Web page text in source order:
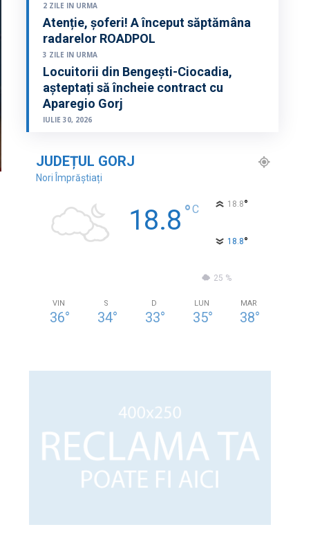
2 ZILE IN URMA
Atenție, șoferi! A început săptămâna
radarelor ROADPOL
3 ZILE IN URMA
Locuitorii din Bengești-Ciocadia,
așteptați să încheie contract cu
Aparegio Gorj
IULIE 30, 2026
JUDEȚUL GORJ
Nori Împrăștiați
18.8 °C 18.8°
18.8°
25 %
VIN
36°
S
34°
D
33°
LUN
35°
MAR
38°